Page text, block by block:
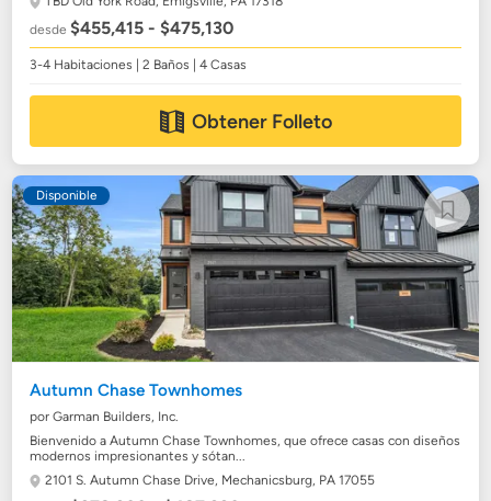
desde$455,415 - $475,130
3-4 Habitaciones | 2 Baños | 4 Casas
Obtener Folleto
Disponible
Autumn Chase Townhomes
por Garman Builders, Inc.
Bienvenido a Autumn Chase Townhomes, que ofrece casas con diseños
modernos impresionantes y sótan...
2101 S. Autumn Chase Drive, Mechanicsburg, PA 17055